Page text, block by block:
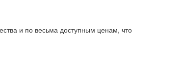
и по весьма доступным ценам, что